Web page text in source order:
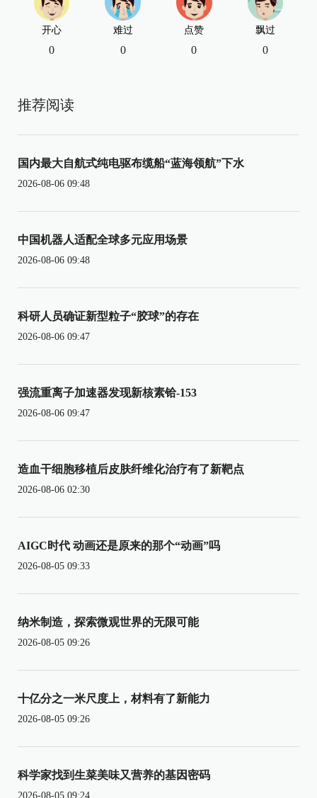
开心
0
难过
0
点赞
0
飘过
0
推荐阅读
国内最大自航式纯电驱布缆船“蓝海领航”下水
2026-08-06 09:48
中国机器人适配全球多元应用场景
2026-08-06 09:48
科研人员确证新型粒子“胶球”的存在
2026-08-06 09:47
强流重离子加速器发现新核素铪-153
2026-08-06 09:47
造血干细胞移植后皮肤纤维化治疗有了新靶点
2026-08-06 02:30
AIGC时代 动画还是原来的那个“动画”吗
2026-08-05 09:33
纳米制造，探索微观世界的无限可能
2026-08-05 09:26
十亿分之一米尺度上，材料有了新能力
2026-08-05 09:26
科学家找到生菜美味又营养的基因密码
2026-08-05 09:24